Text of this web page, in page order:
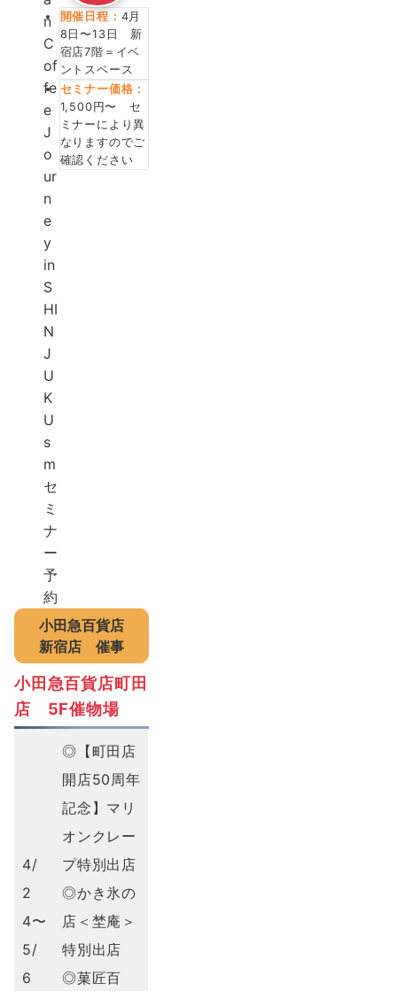
開催日程： 4月
8日〜13日 新
宿店7階＝イベ
ントスペース
セミナー価格：
1,500円〜 セ
ミナーにより異
なりますのでご
確認ください
小田急百貨店
新宿店
催事
小田急百貨店町田
店 5F催物場
4/
2
4〜
5/
6
◎【町田店
開店50周年
記念】マリ
オンクレー
プ特別出店
◎かき氷の
店＜埜庵＞
特別出店
◎菓匠百